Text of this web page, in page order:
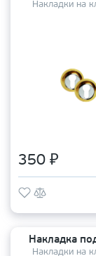
350 ₽